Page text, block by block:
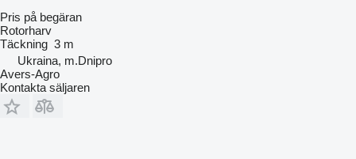
Pris på begäran
Rotorharv
Täckning 3 m
Ukraina, m.Dnipro
Avers-Agro
Kontakta säljaren